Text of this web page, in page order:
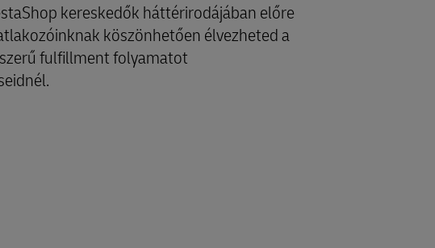
kereskedők háttérirodájában előre
köszönhetően élvezheted a
fulfillment folyamatot